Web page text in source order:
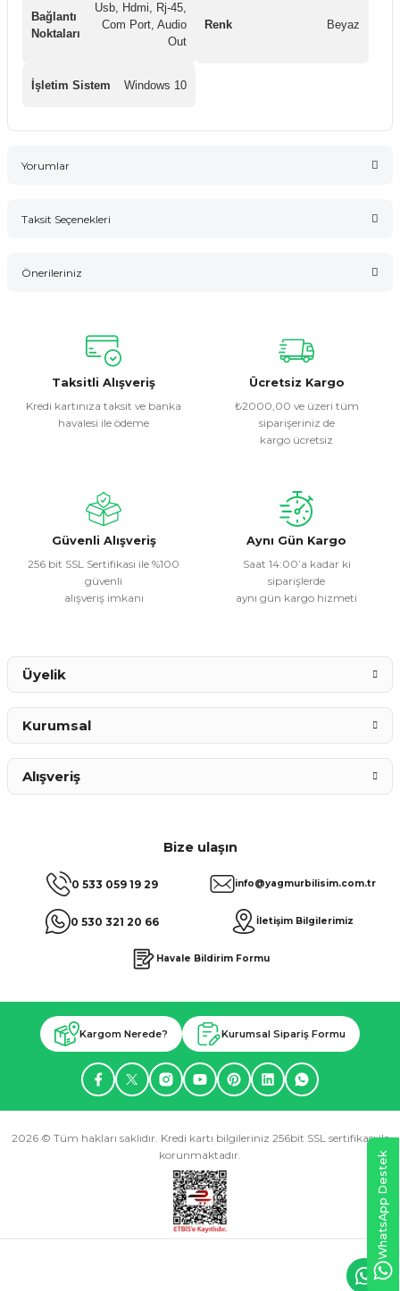
Bağlantı
Noktaları
Usb, Hdmi, Rj-45,
Com Port, Audio
Out
Renk Beyaz
İşletim Sistem Windows 10
Yorumlar
Taksit Seçenekleri
Önerileriniz
konularda yetersiz gördüğünüz noktaları öneri formunu
kullanarak tarafımıza iletebilirsiniz.
Görüş ve önerileriniz için teşekkür ederiz.
Ürün resmi kalitesiz, bozuk veya görüntülenemiyor.
Ürün fiyatı diğer sitelerden daha pahalı.
Bu ürüne benzer farklı alternatifler olmalı.
Taksitli Alışveriş
Kredi kartınıza taksit ve banka
havalesi ile ödeme
Ücretsiz Kargo
₺2000,00 ve üzeri tüm
siparişeriniz de
kargo ücretsiz
Güvenli Alışveriş
256 bit SSL Sertifikası ile %100
güvenli
alışveriş imkanı
Aynı Gün Kargo
Saat 14:00’a kadar ki
siparişlerde
aynı gün kargo hizmeti
Bize ulaşın
0 533 059 19 29
0 530 321 20 66
info@yagmurbilisim.com.tr
İletişim Bilgilerimiz
Havale Bildirim Formu
Üyelik
Kurumsal
Alışveriş
Kargom Nerede? Kurumsal Sipariş Formu
2026 © Tüm hakları saklıdır. Kredi kartı bilgileriniz 256bit SSL sertifikası ile
korunmaktadır.
WhatsApp Destek